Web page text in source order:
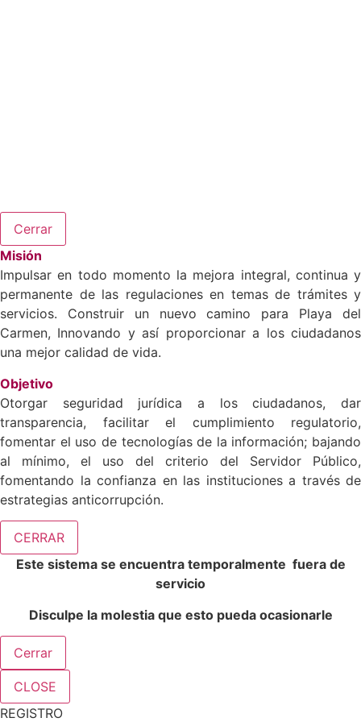
Cerrar
Misión
Impulsar en todo momento la mejora integral, continua y
permanente de las regulaciones en temas de trámites y
servicios. Construir un nuevo camino para Playa del
Carmen, Innovando y así proporcionar a los ciudadanos
una mejor calidad de vida.
Objetivo
Otorgar seguridad jurídica a los ciudadanos, dar
transparencia, facilitar el cumplimiento regulatorio,
fomentar el uso de tecnologías de la información; bajando
al mínimo, el uso del criterio del Servidor Público,
fomentando la confianza en las instituciones a través de
estrategias anticorrupción.
CERRAR
Este sistema se encuentra temporalmente fuera de
servicio
Disculpe la molestia que esto pueda ocasionarle
Cerrar
CLOSE
REGISTRO